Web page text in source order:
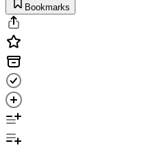
Bookmarks